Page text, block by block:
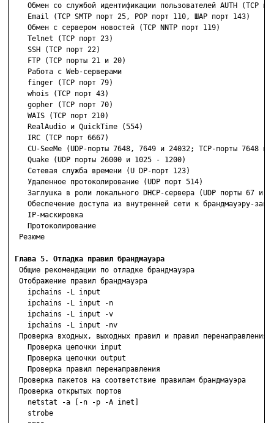
Обмен со службой идентификации пользователей AUTH (TCP
    Email (TCP SMTP порт 25, POP порт 110, ШАР порт 143)
    Обмен с сервером новостей (TCP NNTP порт 119)
    Telnet (TCP порт 23)
    SSH (TCP порт 22)
    FTP (TCP порты 21 и 20)
    Работа с Web-серверами
    finger (TCP порт 79)
    whois (TCP порт 43)
    gopher (TCP порт 70)
    WAIS (TCP порт 210)
    RealAudio и QuickTime (554)
    IRC (TCP порт 6667)
CU-SeeMe (UDP-порты 7648, 7649 и 24032; TCP-порты 7648 и
    Quake (UDP порты 26000 и 1025 - 1200)
    Сетевая служба времени (U DP-порт 123)
    Удаленное протоколирование (UDP порт 514)
Заглушка в роли локального DHCP-сервера (UDP порты 67 и
Обеспечение доступа из внутренней сети к брандмауэру-
    IP-маскировка
    Протоколирование
  Резюме
Глава 5. Отладка правил брандмауэра
  Общие рекомендации по отладке брандмауэра
  Отображение правил брандмауэра
    ipchains -L input
    ipchains -L input -n
    ipchains -L input -v
    ipchains -L input -nv
  Проверка входных, выходных правил и правил перенаправления
    Проверка цепочки input
    Проверка цепочки output
    Проверка правил перенаправления
  Проверка пакетов на соответствие правилам брандмауэра
  Проверка открытых портов
    netstat -a [-n -p -A inet]
    strobe